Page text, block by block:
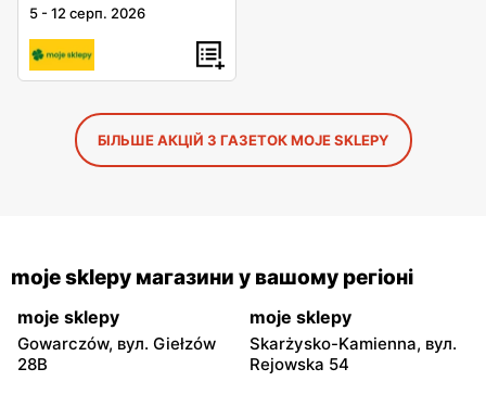
5 -12 серп. 2026
БІЛЬШЕ АКЦІЙ З ГАЗЕТОК MOJE SKLEPY
moje sklepy магазини у вашому регіоні
moje sklepy
Gowarczów, вул. Giełzów
28B
moje sklepy
Skarżysko-Kamienna, вул.
Rejowska 54